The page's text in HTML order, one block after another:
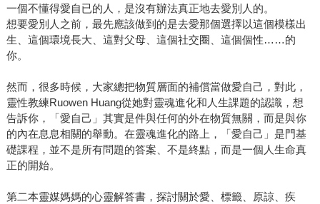
一個不懂得愛自已的人，是沒有辦法真正地去愛別人的。
想要愛別人之前，最先應該做到的是去愛那個選擇以這個模樣出
生、這個環境長大、這對父母、這個社交圈、這個個性……的
你。
然而，很多時候，大家總把物質層面的補償當做愛自己，對此，
靈性教練Ruowen Huang從她對靈魂進化和人生課題的認識，想
告訴你，「愛自己」其實是件與任何的外在物質無關，而是與你
的內在息息相關的舉動。在靈魂進化的路上，「愛自己」是門基
礎課程，並不是所有問題的答案、不是終點，而是一個人生命真
正的開始。
第二本靈媒媽媽的心靈解答書，探討關於愛、標籤、原諒、疾